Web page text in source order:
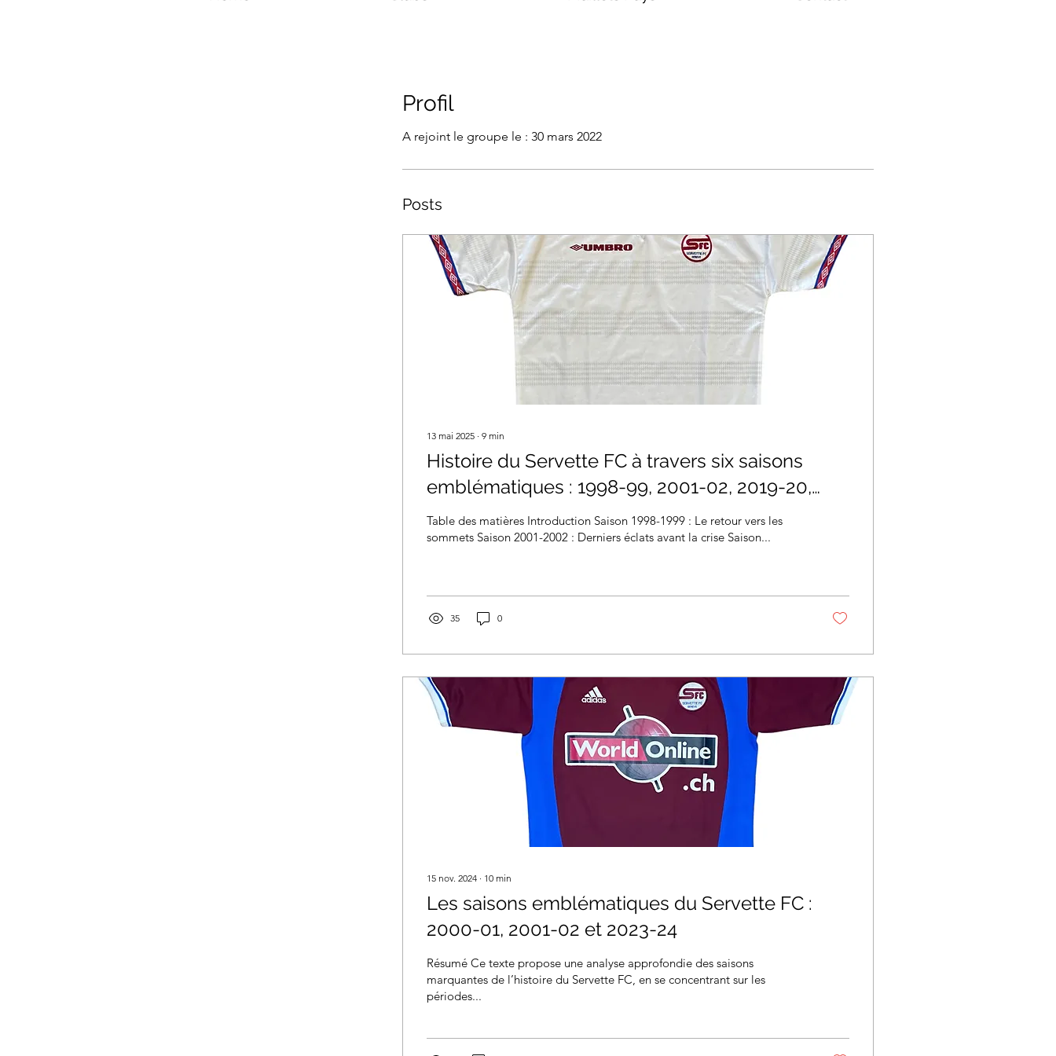
Profil
A rejoint le groupe le : 30 mars 2022
Posts
13 mai 2025 ∙ 9 min
Histoire du Servette FC à travers six saisons
emblématiques : 1998-99, 2001-02, 2019-20,
2020-21, 2021-22 et 2023-24
Table des matières Introduction Saison 1998-1999 : Le retour vers les
sommets Saison 2001-2002 : Derniers éclats avant la crise Saison...
35 0
15 nov. 2024 ∙ 10 min
Les saisons emblématiques du Servette FC :
2000-01, 2001-02 et 2023-24
Résumé Ce texte propose une analyse approfondie des saisons
marquantes de l’histoire du Servette FC, en se concentrant sur les
périodes...